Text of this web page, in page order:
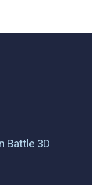
Battle 3D